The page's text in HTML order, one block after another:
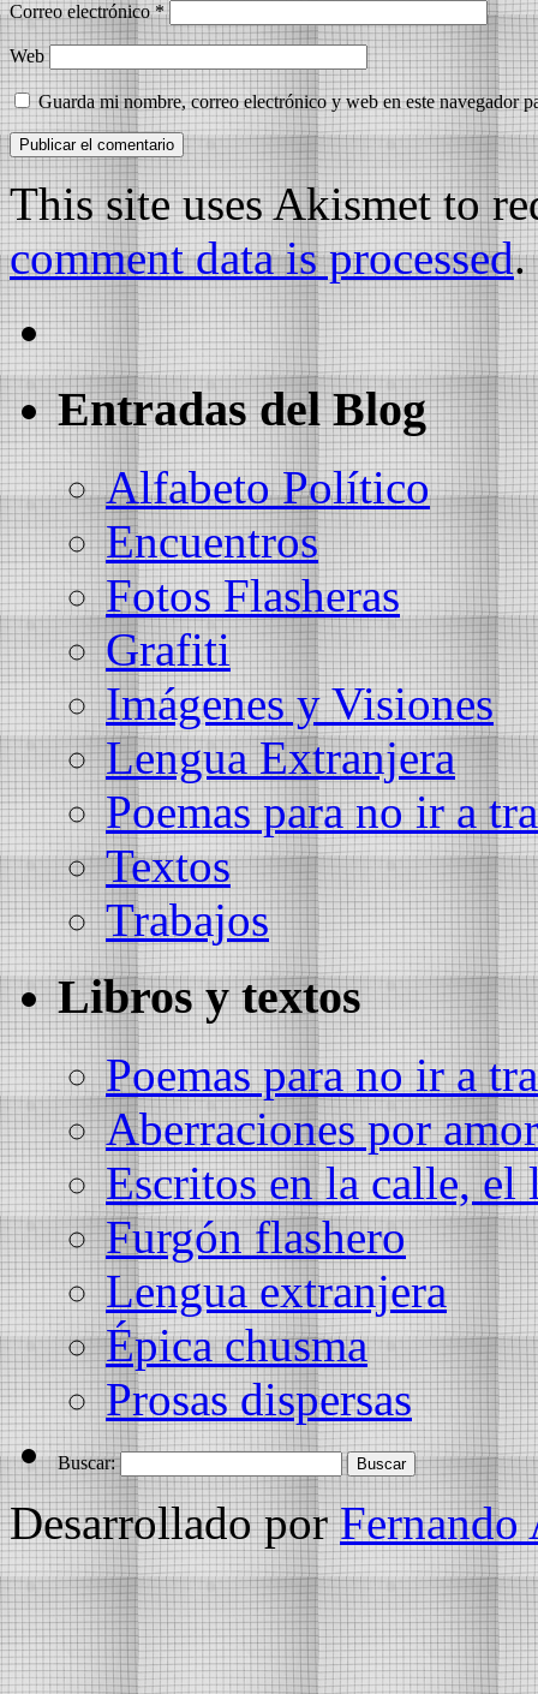
Correo electrónico*
Web
Guarda mi nombre, correo electrónico y web en este navegador
This site uses Akismet to
comment data is processed.
Entradas del Blog
Alfabeto Político
Encuentros
Fotos Flasheras
Grafiti
Imágenes y Visiones
Lengua Extranjera
Poemas para no ir a
Textos
Trabajos
Libros y textos
Poemas para no ir a
Aberraciones por amor
Escritos en la calle, el
Furgón flashero
Lengua extranjera
Épica chusma
Prosas dispersas
Buscar:
Desarrollado porFernando